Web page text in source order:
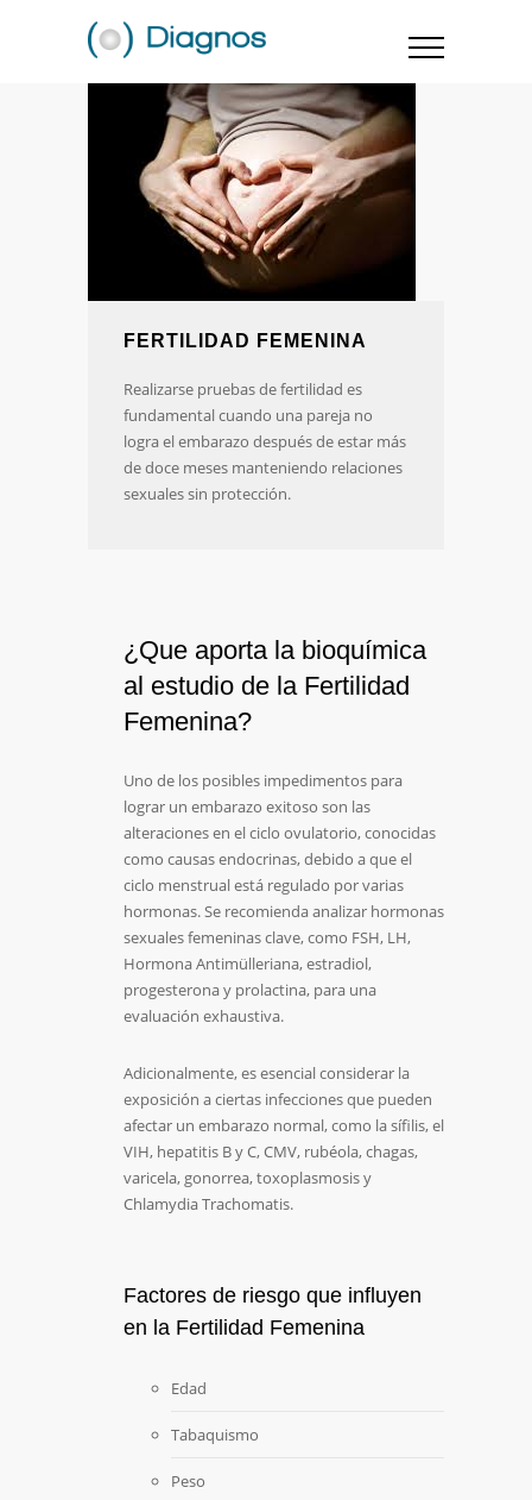
FERTILIDAD FEMENINA
Realizarse pruebas de fertilidad es
fundamental cuando una pareja no
logra el embarazo después de estar más
de doce meses manteniendo relaciones
sexuales sin protección.
¿Que aporta la bioquímica
al estudio de la Fertilidad
Femenina?
Uno de los posibles impedimentos para
lograr un embarazo exitoso son las
alteraciones en el ciclo ovulatorio, conocidas
como causas endocrinas, debido a que el
ciclo menstrual está regulado por varias
hormonas. Se recomienda analizar hormonas
sexuales femeninas clave, como FSH, LH,
Hormona Antimülleriana, estradiol,
progesterona y prolactina, para una
evaluación exhaustiva.
Adicionalmente, es esencial considerar la
exposición a ciertas infecciones que pueden
afectar un embarazo normal, como la sífilis, el
VIH, hepatitis B y C, CMV, rubéola, chagas,
varicela, gonorrea, toxoplasmosis y
Chlamydia Trachomatis.
Factores de riesgo que influyen
en la Fertilidad Femenina
Edad
Tabaquismo
Peso